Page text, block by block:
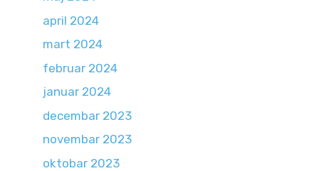
april 2024
mart 2024
februar 2024
januar 2024
decembar 2023
novembar 2023
oktobar 2023